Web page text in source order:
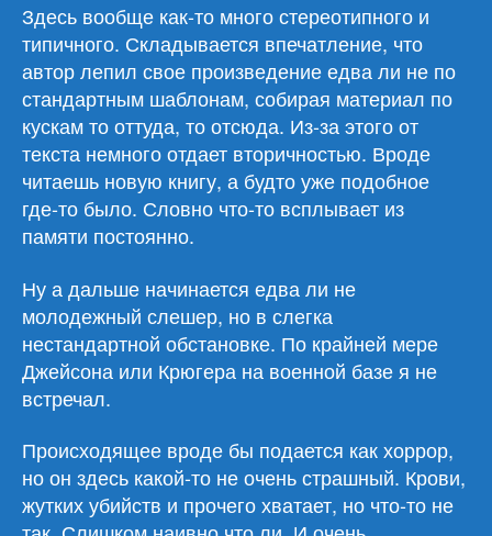
Здесь вообще как-то много стереотипного и
типичного. Складывается впечатление, что
автор лепил свое произведение едва ли не по
стандартным шаблонам, собирая материал по
кускам то оттуда, то отсюда. Из-за этого от
текста немного отдает вторичностью. Вроде
читаешь новую книгу, а будто уже подобное
где-то было. Словно что-то всплывает из
памяти постоянно.
Ну а дальше начинается едва ли не
молодежный слешер, но в слегка
нестандартной обстановке. По крайней мере
Джейсона или Крюгера на военной базе я не
встречал.
Происходящее вроде бы подается как хоррор,
но он здесь какой-то не очень страшный. Крови,
жутких убийств и прочего хватает, но что-то не